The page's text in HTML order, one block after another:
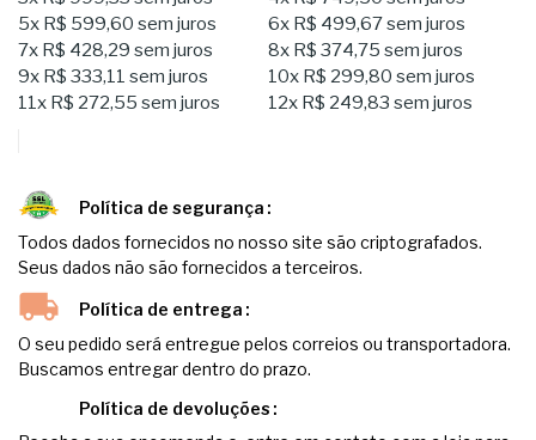
5x R$ 599,60 sem juros 6x R$ 499,67sem juros
7x R$ 428,29 sem juros 8x R$ 374,75 sem juros
9x R$ 333,11 sem juros 10x R$ 299,80 sem juros
11x R$ 272,55 sem juros 12x R$ 249,83 sem juros
Política de segurança
Todos dados fornecidos no nosso site são criptografados.
Seus dados não são fornecidos a terceiros.
Política de entrega
O seu pedido será entregue pelos correios ou transportadora.
Buscamos entregar dentro do prazo.
Política de devoluções